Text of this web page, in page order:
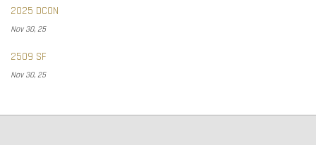
2025 DCON
Nov 30, 25
2509 SF
Nov 30, 25